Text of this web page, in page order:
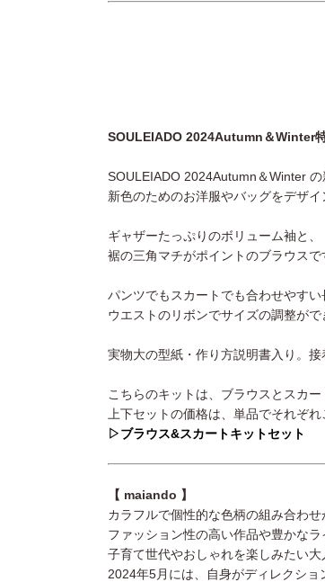
SOULEIADO 2024Autumn＆Winter
SOULEIADO 2024Autumn＆Winter
新色のためのお洋服やバッグをデザイ
ギャザーたっぷりのボリューム袖と、
裾の三角マチがポイントのブラウスで
パンツでもスカートでも合わせやすい
ウエストのリボンでサイズの調整が
実物大の型紙・作り方説明書入り。
こちらのキットは、ブラウスとスカー
上下セットの価格は、単品でそれぞ
▷ブラウス&スカートキットセット
【 maiando 】
カラフルで個性的な色柄の組み合わ
ファッション性の高い作品や豊かなラ
子育て世代やおしゃれを楽しみたい
2024年5月には、自身がディレクショ